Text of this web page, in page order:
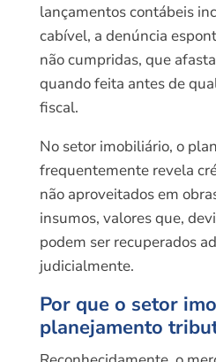
lançamentos contábeis
cabível, a denúncia
não cumpridas, que
quando feita antes de
fiscal.
No setor imobiliário, o
frequentemente revela
não aproveitados em
insumos, valores que,
podem ser recuperados
judicialmente.
Por que o setor
planejamento